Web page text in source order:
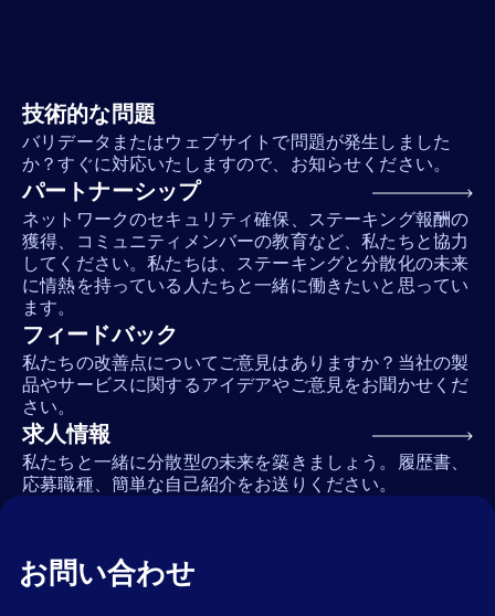
技術的な問題
バリデータまたはウェブサイトで問題が発生しました
か？すぐに対応いたしますので、お知らせください。
パートナーシップ
ネットワークのセキュリティ確保、ステーキング報酬の
獲得、コミュニティメンバーの教育など、私たちと協力
してください。私たちは、ステーキングと分散化の未来
に情熱を持っている人たちと一緒に働きたいと思ってい
ます。
フィードバック
私たちの改善点についてご意見はありますか？当社の製
品やサービスに関するアイデアやご意見をお聞かせくだ
さい。
求人情報
私たちと一緒に分散型の未来を築きましょう。履歴書、
応募職種、簡単な自己紹介をお送りください。
お問い合わせ